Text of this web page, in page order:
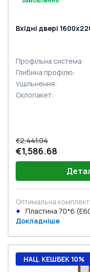
Вхідні двері
Профільна система:
Глибина профілю:
Ущільнення:
Склопакет:
€2,441.04
€1,586.68
Оптимальна
Пластина 70*6
Докладніше
НАЦ. КЕШБЕК 10%